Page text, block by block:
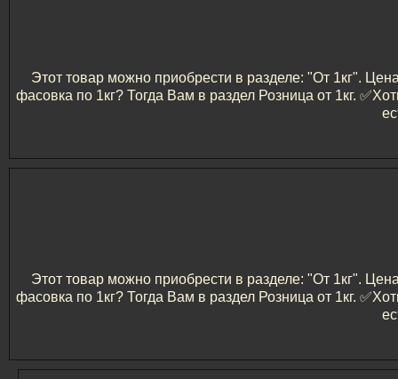
Этот товар можно приобрести в разделе: "От 1кг".
фасовка по 1кг? Тогда Вам в раздел Розница от 1кг.
Этот товар можно приобрести в разделе: "От 1кг".
фасовка по 1кг? Тогда Вам в раздел Розница от 1кг.